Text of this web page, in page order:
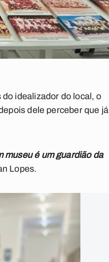
idealizador do local, o
dele perceber que já
museu é um guardião da
Lopes.